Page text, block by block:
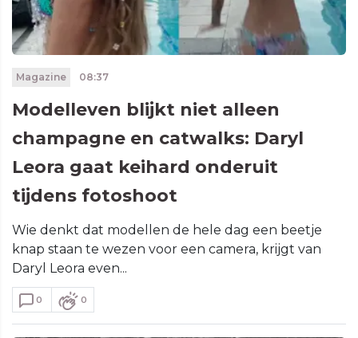
Magazine 08:37
Modelleven blijkt niet alleen
champagne en catwalks: Daryl
Leora gaat keihard onderuit
tijdens fotoshoot
Wie denkt dat modellen de hele dag een beetje
knap staan te wezen voor een camera, krijgt van
Daryl Leora even...
0 0